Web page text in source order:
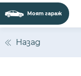
Моят гараж
Назад